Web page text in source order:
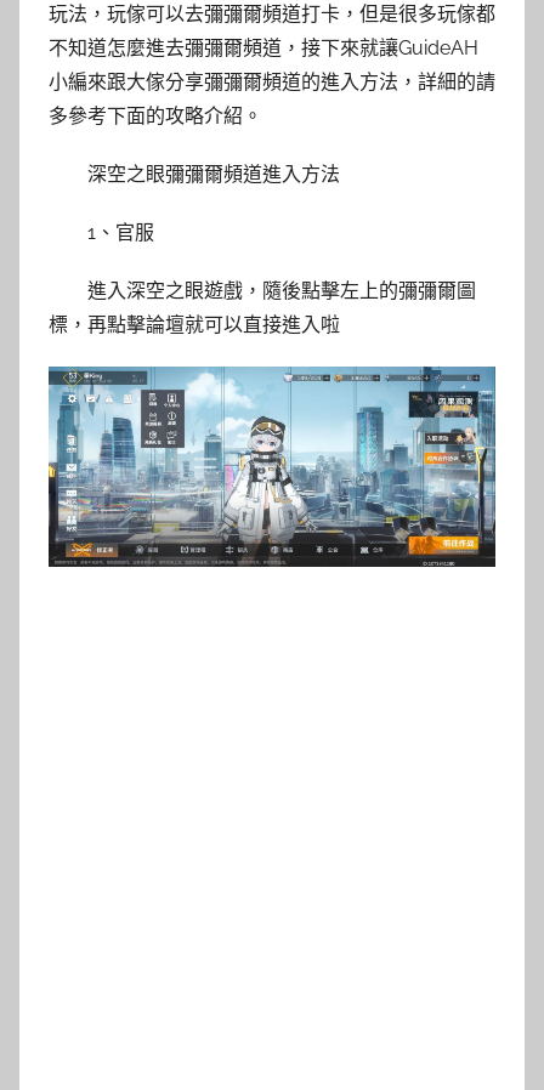
玩法，玩傢可以去彌彌爾頻道打卡，但是很多玩傢都
不知道怎麼進去彌彌爾頻道，接下來就讓GuideAH
小編來跟大傢分享彌彌爾頻道的進入方法，詳細的請
多參考下面的攻略介紹。
深空之眼彌彌爾頻道進入方法
1、官服
進入深空之眼遊戲，隨後點擊左上的彌彌爾圖
標，再點擊論壇就可以直接進入啦